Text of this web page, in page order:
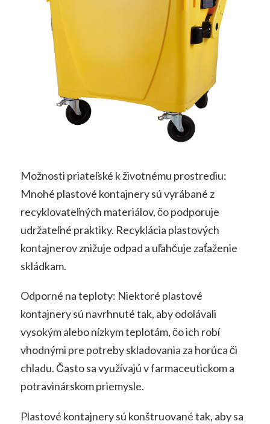
Možnosti priateľské k životnému prostrediu:
Mnohé plastové kontajnery sú vyrábané z
recyklovateľných materiálov, čo podporuje
udržateľné praktiky. Recyklácia plastových
kontajnerov znižuje odpad a uľahčuje zaťaženie
skládkam.
Odporné na teploty: Niektoré plastové
kontajnery sú navrhnuté tak, aby odolávali
vysokým alebo nízkym teplotám, čo ich robí
vhodnými pre potreby skladovania za horúca či
chladu. Často sa využívajú v farmaceutickom a
potravinárskom priemysle.
Plastové kontajnery sú konštruované tak, aby sa